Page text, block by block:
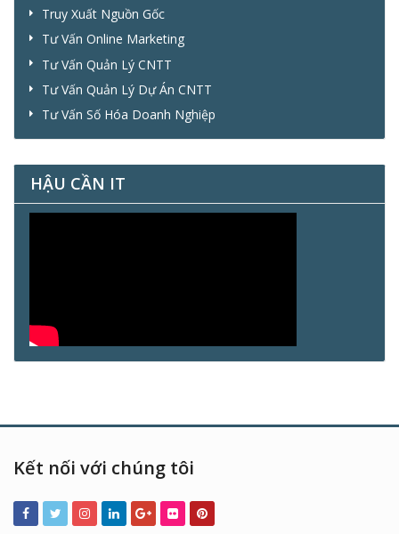
Truy Xuất Nguồn Gốc
Tư Vấn Online Marketing
Tư Vấn Quản Lý CNTT
Tư Vấn Quản Lý Dự Án CNTT
Tư Vấn Số Hóa Doanh Nghiệp
HẬU CẦN IT
Kết nối với chúng tôi